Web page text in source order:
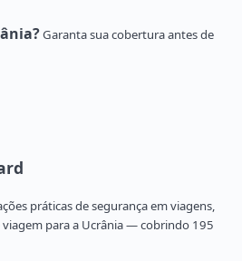
Garanta sua cobertura antes de
práticas de segurança em viagens,
para a Ucrânia — cobrindo 195